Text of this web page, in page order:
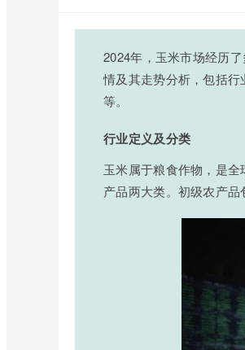
2024年，玉米市场经历
情及其走势分析，包括
等。
行业定义及分类
玉米属于粮食作物，是
产品两大类。初级农产品